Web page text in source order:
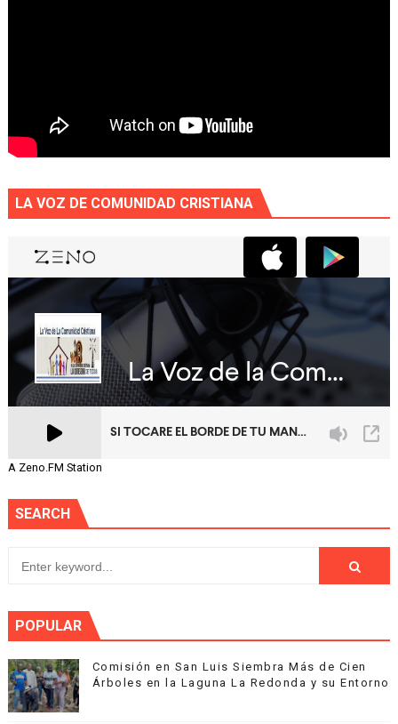
LA VOZ DE COMUNIDAD CRISTIANA
A Zeno.FM Station
SEARCH
POPULAR
Comisión en San Luis Siembra Más de Cien
Árboles en la Laguna La Redonda y su Entorno